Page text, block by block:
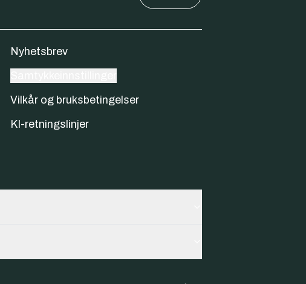
Nyhetsbrev
Vilkår og bruksbetingelser
KI-retningslinjer